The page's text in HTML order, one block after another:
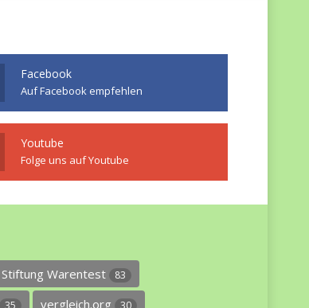
Facebook
Auf Facebook empfehlen
Youtube
Folge uns auf Youtube
Stiftung Warentest 83
35 vergleich.org 30